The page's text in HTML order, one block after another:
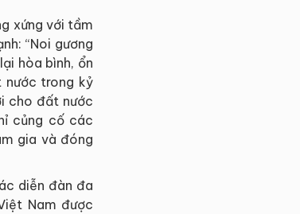
xứng với tầm
“Noi gương
hòa bình, ổn
nước trong kỷ
cho đất nước
củng cố các
gia và đóng
diễn đàn đa
Nam được